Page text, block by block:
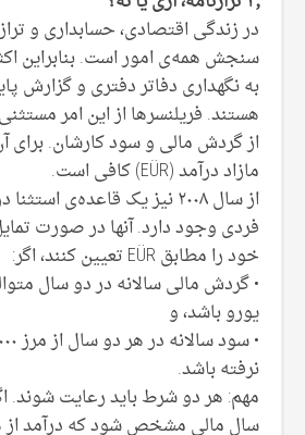
در زندگی اقتصادی، حسابداری و
سنجش همه‌ی امور است. بنابراین
به نگهداری دفاتر دفتری و گزارش
هستند. فریلنسرها از این امر
از گردش مالی و سود کارشان. برای
مازاد درآمد (EÜR) کافی است.
از سال ۲۰۰۸ نیز یک قاعده‌ی
فردی وجود دارد. آنها در صورت
خود را مطابق EÜR تعیین کنند، اگر:
یورو باشد، و
نرفته باشد.
مهم: هر دو شرط باید رعایت شوند.
سال مالی مشخص شود که درآمد از